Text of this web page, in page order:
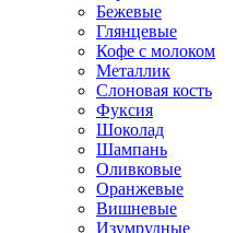
Бежевые
Глянцевые
Кофе с молоком
Металлик
Слоновая кость
Фуксия
Шоколад
Шампань
Оливковые
Оранжевые
Вишневые
Изумрудные